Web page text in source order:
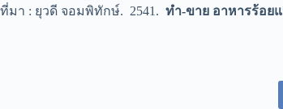
ที่มา : ยุวดี จอมพิทักษ์. 2541. ทำ-ขาย อาหารร้อย